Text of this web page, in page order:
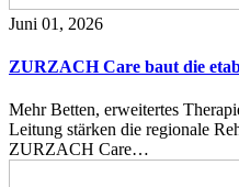
Juni 01, 2026
ZURZACH Care baut die
Mehr Betten, erweitertes
Leitung stärken die regionale
ZURZACH Care…